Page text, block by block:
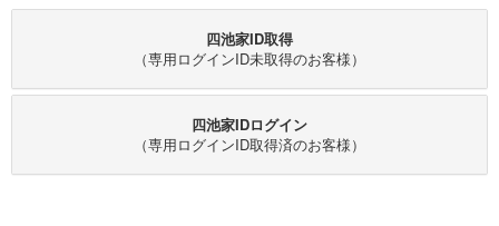
四池家ID取得
（専用ログインID未取得のお客様）
四池家IDログイン
（専用ログインID取得済のお客様）